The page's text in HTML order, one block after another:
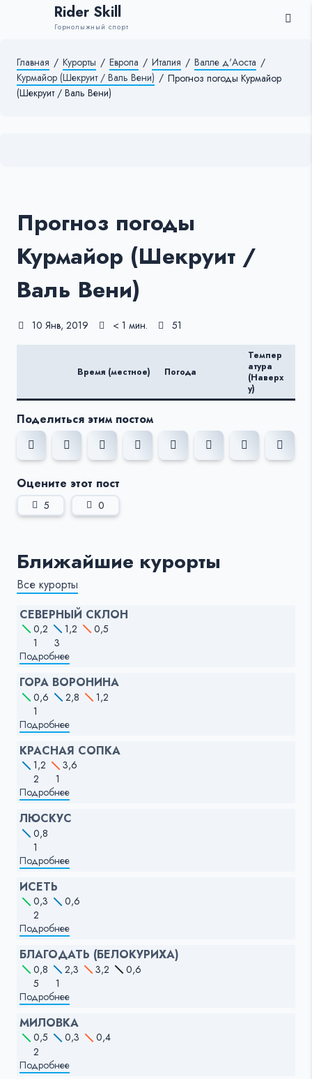
Rider Skill
Горнолыжный спорт
Главная / Курорты / Европа / Италия / Валле д'Аоста /
Курмайор (Шекруит / Валь Вени) / Прогноз погоды Курмайор
(Шекруит / Валь Вени)
Прогноз погоды
Курмайор (Шекруит /
Валь Вени)
10 Янв, 2019 < 1 мин. 51
Время (местное) Погода
Темпер
атура
(Наверх
у)
Поделиться этим постом
Оцените этот пост
5 0
Ближайшие курорты
Все курорты
СЕВЕРНЫЙ СКЛОН
0,2 1,2
0,5
1
3
Подробнее
ГОРА ВОРОНИНА
0,6 2,8
1,2
1
Подробнее
КРАСНАЯ СОПКА
1,2
3,6
2
1
Подробнее
ЛЮСКУС
0,8
1
Подробнее
ИСЕТЬ
0,3
0,6
2
Подробнее
БЛАГОДАТЬ (БЕЛОКУРИХА)
0,8 2,3 3,2
0,6
5
1
Подробнее
МИЛОВКА
0,5 0,3
0,4
2
Подробнее